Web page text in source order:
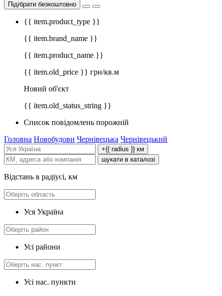
Підібрати безкоштовно
{{ item.product_type }}
{{ item.brand_name }}
{{ item.product_name }}
{{ item.old_price }} грн/кв.м
Новий об'єкт
{{ item.old_status_string }}
Список повідомлень порожній
Головна Новобудови Чернівецька Чернівецький
+{{ radius }} км
шукати в каталозі
Відстань в радіусі, км
Уся Україна
Усі райони
Усі нас. пункти